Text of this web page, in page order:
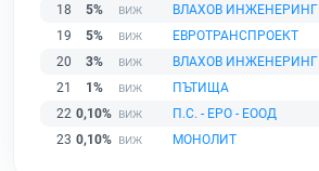
18
5%
ВЛАХОВ ИНЖЕНЕРИНГ
19
5%
ЕВРОТРАНСПРОЕКТ
20
3%
ВЛАХОВ ИНЖЕНЕРИНГ
21
1%
ПЪТИЩА
22 0,10%
П.С. - ЕРО - ЕООД
23 0,10% МОНОЛИТ